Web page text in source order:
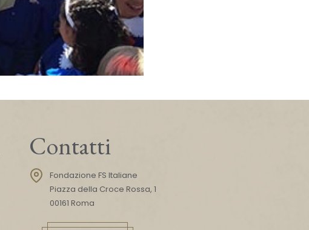
Contatti
Fondazione FS Italiane
Piazza della Croce Rossa, 1
00161 Roma